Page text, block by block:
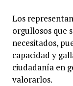
Los
orgullosos que
necesitados,
capacidad y
ciudadanía en
valorarlos.